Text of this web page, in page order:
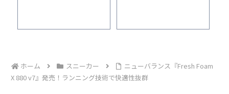
ホーム スニーカー
ニューバランス『Fresh Foam
X 880 v7』発売！ランニング技術で快適性抜群